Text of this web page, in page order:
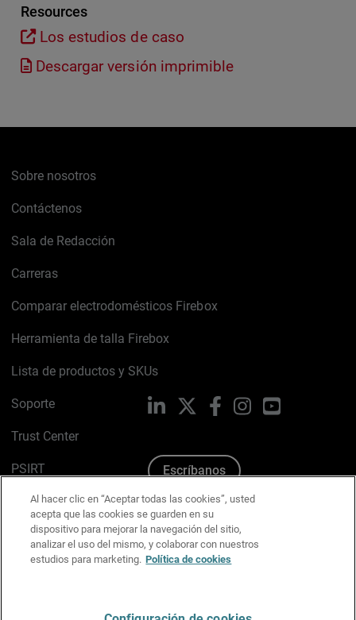
Resources
Los estudios de caso
Descargar versión imprimible
Sobre nosotros
Contáctenos
Sala de Redacción
Carreras
Comparar electrodomésticos Firebox
Herramienta de talla Firebox
Lista de productos y SKUs
Soporte
Trust Center
PSIRT
Política de cookies
Política de privacidad
Kit de medios y marca
LinkedIn FacebookInstagramYouTube
Escríbanos
Al hacer clic en “Aceptar todas las cookies”, usted
acepta que las cookies se guarden en su
dispositivo para mejorar la navegación del sitio,
analizar el uso del mismo, y colaborar con nuestros
estudios para marketing. Política de cookies